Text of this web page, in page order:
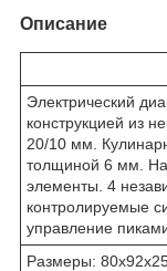
Описание
Электрический
конструкцией из
20/10 мм.
толщиной 6 мм.
элементы. 4
контролируемые
управление
Размеры: